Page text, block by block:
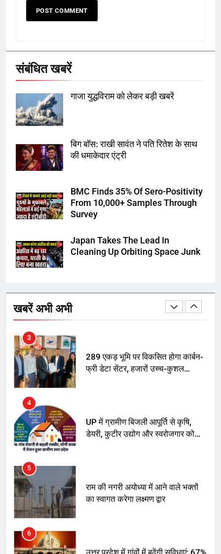
संबंधित खबरें
गाजा युद्धविराम को लेकर बड़ी खबरें
बिग बॉस: राखी सावंत ने पति रितेश के साथ
की धमाकेदार एंट्री
BMC Finds 35% Of Sero-Positivity
From 10,000+ Samples Through
Survey
Japan Takes The Lead In
Cleaning Up Orbiting Space Junk
खबरें अभी अभी
8
चुनाव से पहले लालू परिवार पर बड़ा झटका,
1
SRN अस्पताल का नाम अमर शहीद ठाकुर
2
स्वरूप रानी नेहरू चिकित्सालय का
नामकरण करने की मांग को लेकर
289 एकड़ भूमि पर विकसित होगा कार्बन-
फ्री डेटा सेंटर, हजारों उच्च-कुशल
4
UP में ग्रामीण बिजली आपूर्ति से कृषि,
डेयरी, कुटीर उद्योग और स्वरोजगार को
5
राम की नगरी अयोध्या में आने वाले भक्तों
का स्वागत करेगा लक्ष्मण द्वार
6
उत्तर प्रदेश में गांवों में बढ़ेंगी सुविधाएं: 67%
बढ़ा पंचायतों का बजट
7